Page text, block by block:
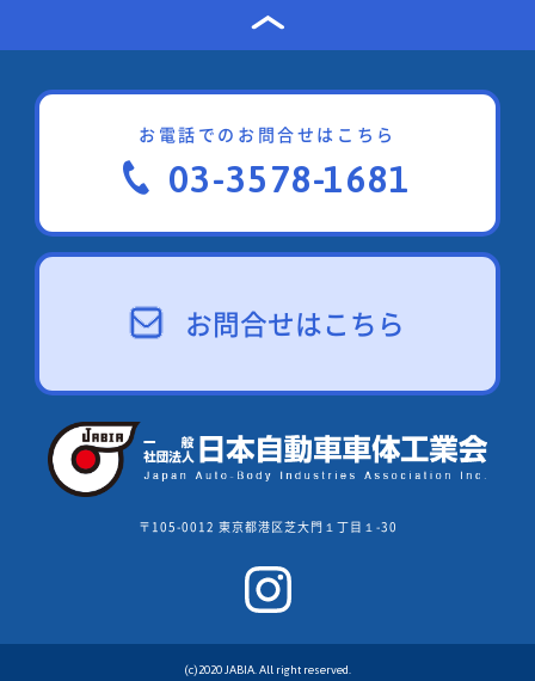
お電話でのお問合せはこちら
03-3578-1681
お問合せはこちら
〒105-0012 東京都港区芝大門１丁目１-30
(c)2020 JABIA. All right reserved.